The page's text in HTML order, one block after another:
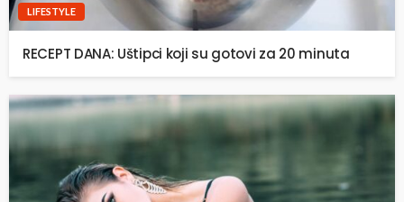
LIFESTYLE
RECEPT DANA: Uštipci koji su gotovi za 20 minuta